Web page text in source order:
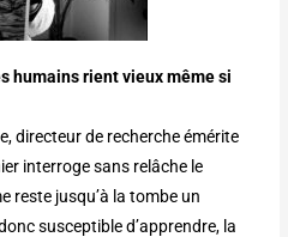
humains rient vieux même si
directeur de recherche émérite
interroge sans relâche le
reste jusqu’à la tombe un
susceptible d’apprendre, la